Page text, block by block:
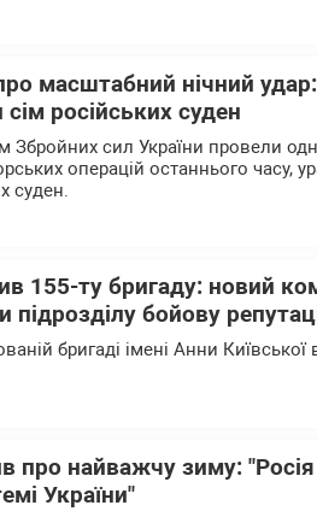
масштабний нічний
російських суден
Збройних сил України провели
операцій останнього часу,
суден.
155-ту бригаду: новий
підрозділу бойову
бригаді імені Анни Київської
про найважчу зиму:
України"